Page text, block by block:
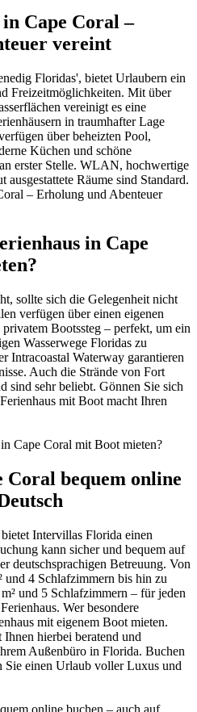
Cape Coral –
vereint
Floridas', bietet Urlaubern ein
Freizeitmöglichkeiten. Mit über
vereinigt es eine
in traumhafter Lage
über beheizten Pool,
Küchen und schöne
erster Stelle. WLAN, hochwertige
Räume sind Standard.
in Cape
sollte sich die Gelegenheit nicht
verfügen über einen eigenen
Bootssteg – perfekt, um ein
Wasserwege Floridas zu
Intracoastal Waterway garantieren
Auch die Strände von Fort
sind sehr beliebt. Gönnen Sie sich
mit Boot macht Ihren
Coral bequem online
Intervillas Florida einen
kann sicher und bequem auf
deutschsprachigen Betreuung. Von
4 Schlafzimmern bis hin zu
und 5 Schlafzimmern – für jeden
Wer besondere
mit eigenem Boot mieten.
hierbei beratend und
Außenbüro in Florida. Buchen
Sie einen Urlaub voller Luxus und